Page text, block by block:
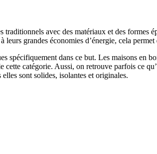
avec des matériaux et des formes
grandes économies d’énergie, cela
spécifiquement dans ce but. Les maisons en
catégorie. Aussi, on retrouve parfois ce
sont solides, isolantes et originales.